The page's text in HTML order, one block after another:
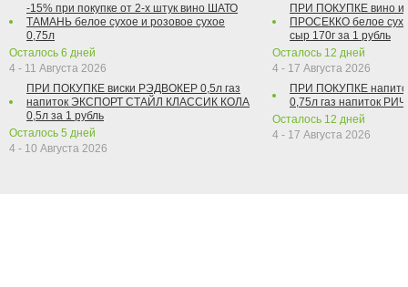
-15% при покупке от 2-х штук вино ШАТО
ТАМАНЬ белое сухое и розовое сухое
0,75л
Осталось 6 дней
4 - 11 Августа 2026
ПРИ ПОКУПКЕ виски РЭДВОКЕР 0,5л газ
напиток ЭКСПОРТ СТАЙЛ КЛАССИК КОЛА
0,5л за 1 рубль
Осталось 5 дней
4 - 10 Августа 2026
ПРИ ПОКУПКЕ вино
ПРОСЕККО белое
сыр 170г за 1 рубль
Осталось 12 дней
4 - 17 Августа 2026
ПРИ ПОКУПКЕ
0,75л газ напиток
Осталось 12 дней
4 - 17 Августа 2026